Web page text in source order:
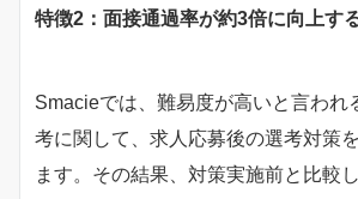
特徴2：面接通過率が約3倍に向上す
Smacieでは、難易度が高いと言われ
考に関して、求人応募後の選考対策
ます。その結果、対策実施前と比較